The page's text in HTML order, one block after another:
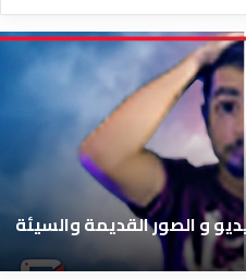
و الصور القديمة والسيئة